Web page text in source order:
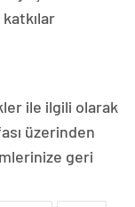
ile ilgili olarak
üzerinden
geri